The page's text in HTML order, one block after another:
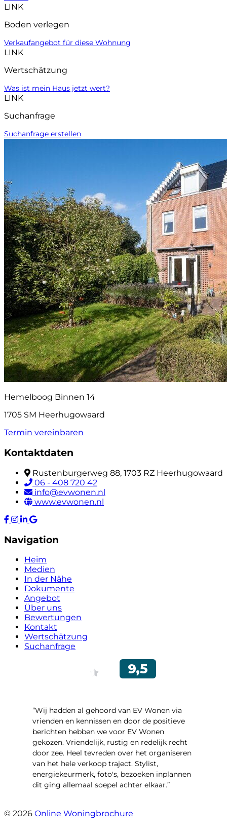
LINK
Boden verlegen
Verkaufangebot für diese Wohnung
LINK
Wertschätzung
Was ist mein Haus jetzt wert?
LINK
Suchanfrage
Suchanfrage erstellen
Hemelboog Binnen 14
1705 SM Heerhugowaard
Termin vereinbaren
Kontaktdaten
Rustenburgerweg 88, 1703 RZ Heerhugowaard
06 - 408 720 42
info@evwonen.nl
www.evwonen.nl
Navigation
Heim
Medien
In der Nähe
Dokumente
Angebot
Über uns
Bewertungen
Kontakt
Wertschätzung
Suchanfrage
“Wij hadden al gehoord van EV Wonen via
vrienden en kennissen en door de positieve
berichten hebben we voor EV Wonen
gekozen. Vriendelijk, rustig en redelijk recht
door zee. Heel tevreden over het organiseren
van het hele verkoop traject. Stylist,
energiekeurmerk, foto's, bezoeken inplannen
dit ging allemaal soepel achter elkaar.”
© 2026 Online Woningbrochure